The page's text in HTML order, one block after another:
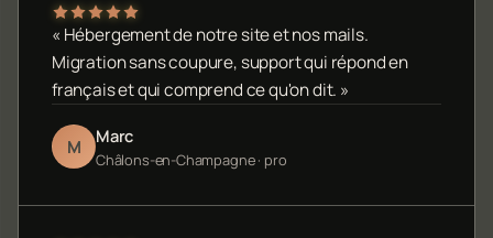
« Hébergement de notre site et nos mails.
Migration sans coupure, support qui répond en
français et qui comprend ce qu'on dit. »
M Marc
Châlons-en-Champagne · pro